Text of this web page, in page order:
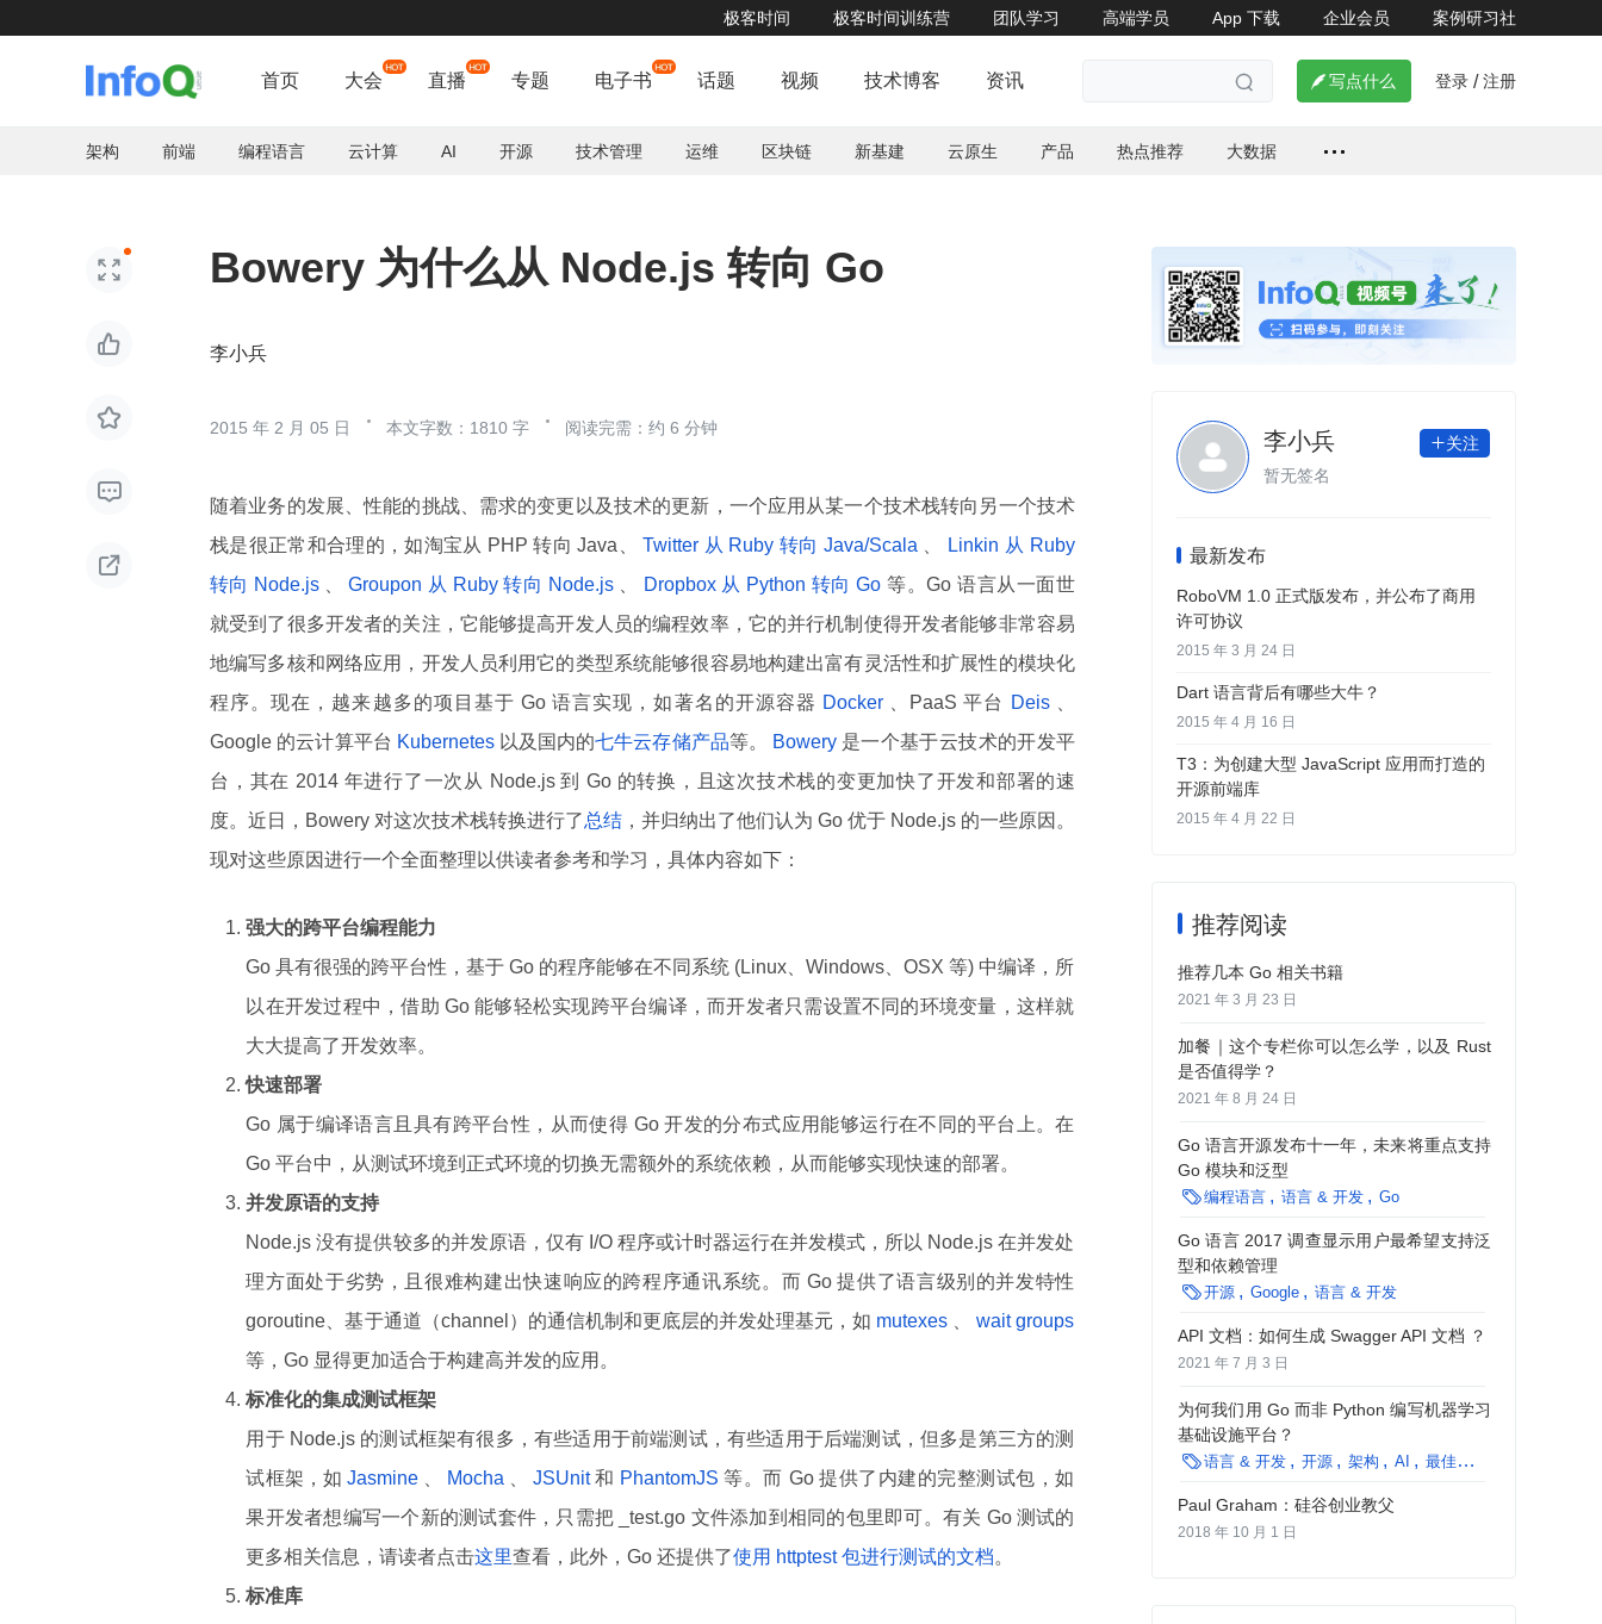
极客时间 极客时间训练营 团队学习 高端学员 App 下载 企业会员 案例研习社
首页 大会 直播 专题 电子书 话题 视频 技术博客 资讯   写点什么 登录 / 注册
架构 前端 编程语言 云计算 AI 开源 技术管理 运维 区块链 新基建 云原生 产品 热点推荐 大数据





Bowery 为什么从 Node.js 转向 Go
李小兵
2015 年 2 月 05 日 本文字数：1810 字 阅读完需：约 6 分钟
随着业务的发展、性能的挑战、需求的变更以及技术的更新，一个应用从某一个技术栈转向另一个技术
栈是很正常和合理的，如淘宝从 PHP 转向 Java、
Twitter 从 Ruby 转向 Java/Scala
Linkin 从 Ruby
转向 Node.js
Groupon 从 Ruby 转向 Node.js Dropbox 从 Python 转向 Go 等。Go 语言从一面世
就受到了很多开发者的关注，它能够提高开发人员的编程效率，它的并行机制使得开发者能够非常容易
地编写多核和网络应用，开发人员利用它的类型系统能够很容易地构建出富有灵活性和扩展性的模块化
程序。现在，越来越多的项目基于 Go 语言实现，如著名的开源容器 Docker 、PaaS 平台 Deis
Google 的云计算平台 Kubernetes 以及国内的七牛云存储产品等。 Bowery 是一个基于云技术的开发平
台，其在 2014 年进行了一次从 Node.js 到 Go 的转换，且这次技术栈的变更加快了开发和部署的速
度。近日，Bowery 对这次技术栈转换进行了总结 ，并归纳出了他们认为 Go 优于 Node.js 的一些原因。
现对这些原因进行一个全面整理以供读者参考和学习，具体内容如下：
强大的跨平台编程能力
Go 具有很强的跨平台性，基于 Go 的程序能够在不同系统 (Linux、Windows、OSX 等) 中编译，所
以在开发过程中，借助 Go 能够轻松实现跨平台编译，而开发者只需设置不同的环境变量，这样就
大大提高了开发效率。
快速部署
Go 属于编译语言且具有跨平台性，从而使得 Go 开发的分布式应用能够运行在不同的平台上。在
Go 平台中，从测试环境到正式环境的切换无需额外的系统依赖，从而能够实现快速的部署。
并发原语的支持
Node.js 没有提供较多的并发原语，仅有 I/O 程序或计时器运行在并发模式，所以 Node.js 在并发处
理方面处于劣势，且很难构建出快速响应的跨程序通讯系统。而 Go 提供了语言级别的并发特性
goroutine、基于通道（channel）的通信机制和更底层的并发处理基元，如 mutexes
wait groups
等，Go 显得更加适合于构建高并发的应用。
标准化的集成测试框架
用于 Node.js 的测试框架有很多，有些适用于前端测试，有些适用于后端测试，但多是第三方的测
试框架，如 Jasmine Mocha JSUnit和 PhantomJS 等。而 Go 提供了内建的完整测试包，如
果开发者想编写一个新的测试套件，只需把 _test.go 文件添加到相同的包里即可。有关 Go 测试的
更多相关信息，请读者点击这里查看，此外，Go 还提供了使用 httptest 包进行测试的文档。
标准库
李小兵 关注
暂无签名
最新发布
RoboVM 1.0 正式版发布，并公布了商用
许可协议
2015 年 3 月 24 日
Dart 语言背后有哪些大牛？
2015 年 4 月 16 日
T3：为创建大型 JavaScript 应用而打造的
开源前端库
2015 年 4 月 22 日
推荐阅读
推荐几本 Go 相关书籍
2021 年 3 月 23 日
加餐｜这个专栏你可以怎么学，以及 Rust
是否值得学？
2021 年 8 月 24 日
Go 语言开源发布十一年，未来将重点支持
Go 模块和泛型
编程语言 语言 & 开发 Go
Go 语言 2017 调查显示用户最希望支持泛
型和依赖管理
开源 Google 语言 & 开发
API 文档：如何生成 Swagger API 文档 ？
2021 年 7 月 3 日
为何我们用 Go 而非 Python 编写机器学习
基础设施平台？
语言 & 开发 开源 架构 AI 最佳实践
Paul Graham：硅谷创业教父
2018 年 10 月 1 日